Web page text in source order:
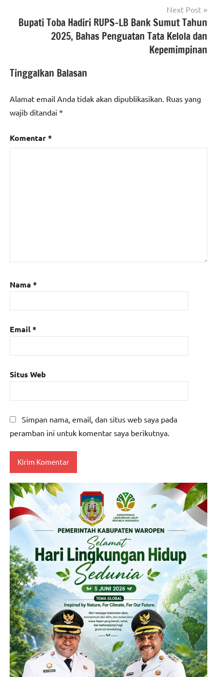
Next Post
Bupati Toba Hadiri RUPS-LB Bank Sumut Tahun
2025, Bahas Penguatan Tata Kelola dan
Kepemimpinan
Tinggalkan Balasan
Alamat email Anda tidak akan dipublikasikan. Ruas yang
wajib ditandai *
Komentar*
Nama *
Email*
Situs Web
Simpan nama, email, dan situs web saya pada
peramban ini untuk komentar saya berikutnya.